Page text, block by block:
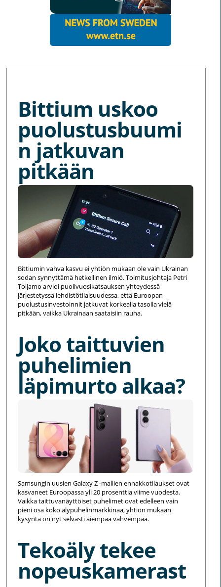
Bittium uskoo
puolustusbuumi
n jatkuvan
pitkään
Bittiumin vahva kasvu ei yhtiön mukaan ole vain Ukrainan
sodan synnyttämä hetkellinen ilmiö. Toimitusjohtaja Petri
Toljamo arvioi puolivuosikatsauksen yhteydessä
järjestetyssä lehdistötilaisuudessa, että Euroopan
puolustusinvestoinnit jatkuvat korkealla tasolla vielä
pitkään, vaikka Ukrainaan saataisiin rauha.
Joko taittuvien
puhelimien
läpimurto alkaa?
Samsungin uusien Galaxy Z -mallien ennakkotilaukset ovat
kasvaneet Euroopassa yli 20 prosenttia viime vuodesta.
Vaikka taittuvanäyttöiset puhelimet ovat edelleen vain
pieni osa koko älypuhelinmarkkinaa, yhtiön mukaan
kysyntä on nyt selvästi aiempaa vahvempaa.
Tekoäly tekee
nopeuskamerast